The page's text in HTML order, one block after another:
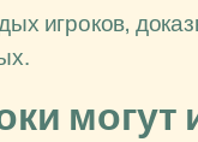
игроков,
могут